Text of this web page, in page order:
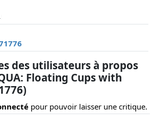
des utilisateurs à propos
Floating Cups with
pour pouvoir laisser une critique.